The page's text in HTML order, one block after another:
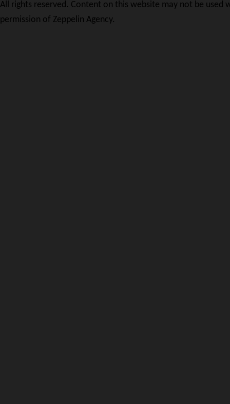
All rights reserved. Content on this website may not be used
permission of Zeppelin Agency.